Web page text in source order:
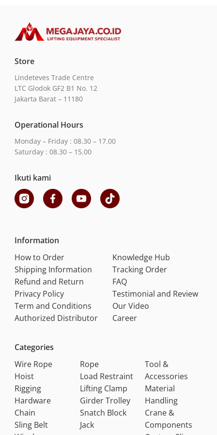
Store
Lindeteves Trade Centre
LTC Glodok GF2 B1 No. 12
Jakarta Barat – 11180
Operational Hours
Monday – Friday : 08.30 – 17.00
Saturday : 08.30 – 15.00
Ikuti kami
Information
How to Order
Shipping Information
Refund and Return
Privacy Policy
Term and Conditions
Authorized Distributor
Knowledge Hub
Tracking Order
FAQ
Testimonial and Review
Our Video
Career
Categories
Wire Rope
Hoist
Rigging
Hardware
Chain
Sling Belt
Rope
Load Restraint
Lifting Clamp
Girder Trolley
Snatch Block
Jack
Tool &
Accessories
Material
Handling
Crane &
Components